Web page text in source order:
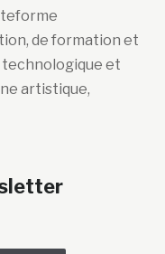
de formation et
technologique et
artistique,